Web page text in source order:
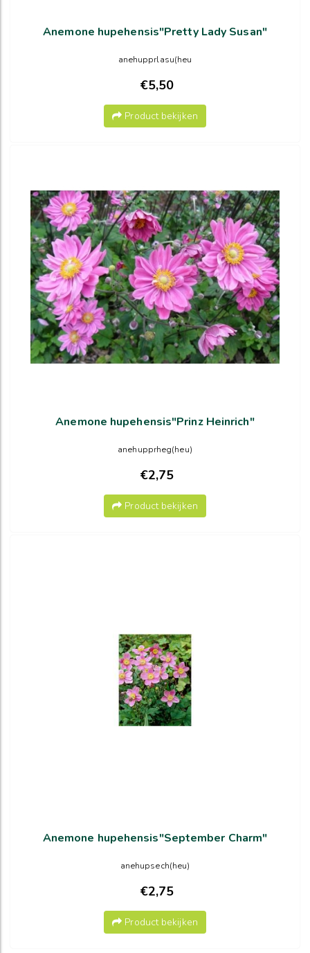
Anemone hupehensis"Pretty Lady Susan"
anehupprlasu(heu
€5,50
Product bekijken
Anemone hupehensis"Prinz Heinrich"
anehupprheg(heu)
€2,75
Product bekijken
Anemone hupehensis"September Charm"
anehupsech(heu)
€2,75
Product bekijken